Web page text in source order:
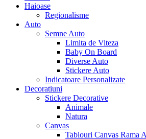
Haioase
Regionalisme
Auto
Semne Auto
Limita de Viteza
Baby On Board
Diverse Auto
Stickere Auto
Indicatoare Personalizate
Decoratiuni
Stickere Decorative
Animale
Natura
Canvas
Tablouri Canvas Rama